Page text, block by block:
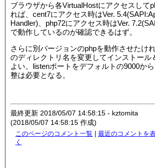
ブラウザから各VirtualHostにアクセスして
れば、cent7にアクセス時はVer.
Handler)、php72にアクセス時はVer.
で動作しているのが確認できるはず。
さらに別バージョンのphpを動作させたけ
のディレクトリ名を変更してインストール
よい。listenポートをデフォルトの9000か
整は必要となる。
最終更新 2018/05/07 14:58:15 - kztomita
(2018/05/07 14:58:15 作成)
このページのコメント一覧 | 最近のコメントを
く